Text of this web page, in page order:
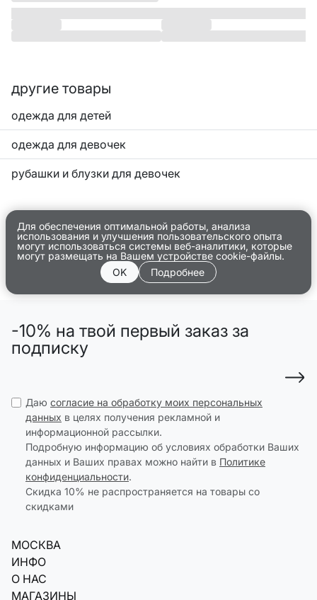
другие товары
одежда для детей
одежда для девочек
рубашки и блузки для девочек
Для обеспечения оптимальной работы, анализа
использования и улучшения пользовательского опыта
могут использоваться системы веб-аналитики, которые
могут размещать на Вашем устройстве cookie-файлы.
OK
Подробнее
-10% на твой первый заказ за
подписку
Даю согласие на обработку моих персональных
данных в целях получения рекламной и
информационной рассылки.
Подробную информацию об условиях обработки Ваших
данных и Ваших правах можно найти в Политике
конфиденциальности.
Скидка 10% не распространяется на товары со
скидками
МОСКВА
ИНФО
О НАС
МАГАЗИНЫ